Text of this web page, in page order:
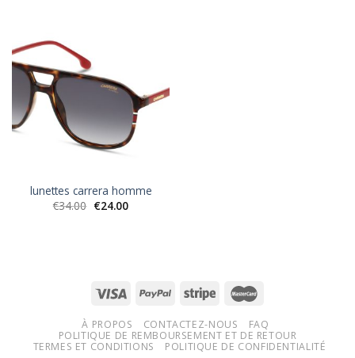
lunettes carrera homme
€34.00 €24.00
À PROPOS CONTACTEZ-NOUS
FAQ
POLITIQUE DE REMBOURSEMENT ET DE RETOUR
TERMES ET CONDITIONS
POLITIQUE DE CONFIDENTIALITÉ